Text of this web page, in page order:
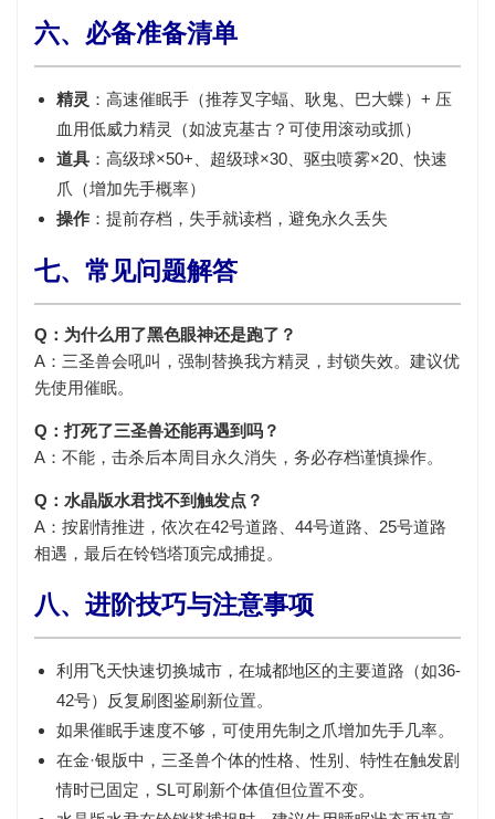
六、必备准备清单
精灵 ： 高速催眠手 （推荐叉字蝠、耿鬼、巴大蝶）+ 压
血用低威力精灵（如波克基古？可使用滚动或抓）
道具 ： 高级球×50+ 超级球×30 驱虫喷雾×20 、快速
爪（增加先手概率）
操作 ： 提前存档 ，失手就读档，避免永久丢失
七、常见问题解答
Q：为什么用了黑色眼神还是跑了？
A：三圣兽会吼叫 ，强制替换我方精灵，封锁失效。建议优
先使用催眠。
Q：打死了三圣兽还能再遇到吗？
A： 不能 ，击杀后本周目永久消失，务必存档谨慎操作。
Q：水晶版水君找不到触发点？
A：按剧情推进，依次在42号道路 44号道路
25号道路
相遇，最后在铃铛塔顶完成捕捉。
八、进阶技巧与注意事项
利用飞天快速切换城市，在城都地区的主要道路（如36-
42号）反复刷图鉴刷新位置。
如果催眠手速度不够，可使用先制之爪增加先手几率。
在金·银版中，三圣兽个体的性格、性别、特性在触发剧
情时已固定，SL可刷新个体值但位置不变。